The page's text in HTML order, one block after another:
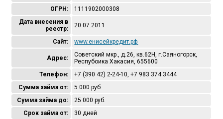
ОГРН:
1111902000308
Дата внесения в
реестр:
20.07.2011
Сайт: www.енисейкредит.рф
Адрес:
Советский мкр., д.26, кв.62Н, г.Саяногорск,
Респубоика Хакасия, 655600
Телефон:
+7 (390 42) 2-24-10, +7 983 374 3444
Сумма займа от:
5 000 руб.
Сумма займа до:
25 000 руб.
Срок займа от:
30 дней